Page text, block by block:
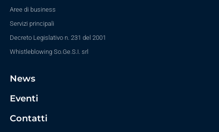
Aree di business
Servizi principali
Decreto Legislativo n. 231 del 2001
Whistleblowing So.Ge.S.I. srl
News
Eventi
Contatti